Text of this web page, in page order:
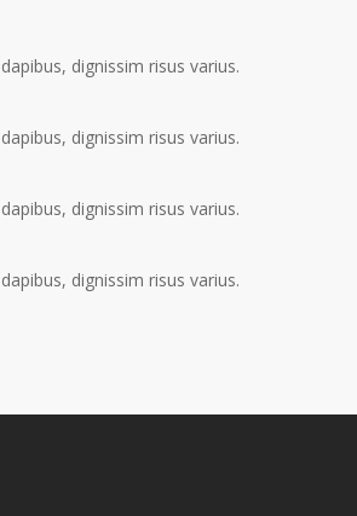
dignissim risus varius.
dignissim risus varius.
dignissim risus varius.
dignissim risus varius.